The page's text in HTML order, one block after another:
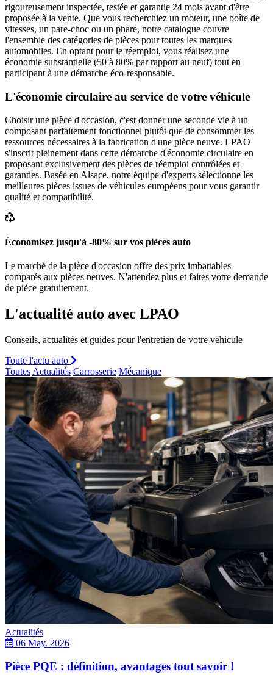
rigoureusement inspectée, testée et garantie 24 mois avant d'être
proposée à la vente. Que vous recherchiez un moteur, une boîte de
vitesses, un pare-choc ou un phare, notre catalogue couvre
l'ensemble des catégories de pièces pour toutes les marques
automobiles. En optant pour le réemploi, vous réalisez une
économie substantielle (50 à 80% par rapport au neuf) tout en
participant à une démarche éco-responsable.
L'économie circulaire au service de votre véhicule
Choisir une pièce d'occasion, c'est donner une seconde vie à un
composant parfaitement fonctionnel plutôt que de consommer les
ressources nécessaires à la fabrication d'une pièce neuve. LPAO
s'inscrit pleinement dans cette démarche d'économie circulaire en
proposant exclusivement des pièces de réemploi contrôlées et
garanties. Basée en Alsace, notre équipe d'experts sélectionne les
meilleures pièces issues de véhicules européens pour vous garantir
qualité et compatibilité.
Économisez jusqu'à -80% sur vos pièces auto
Le marché de la pièce d'occasion offre des prix imbattables
comparés aux pièces neuves. N'attendez plus et faites votre demande
de pièce gratuitement.
L'actualité auto avec LPAO
Conseils, actualités et guides pour l'entretien de votre véhicule
Toute l'actu auto
Toutes Actualités Carrosserie Mécanique
Actualités
06 May. 2026
Pièce PQE : définition, avantages tout savoir !